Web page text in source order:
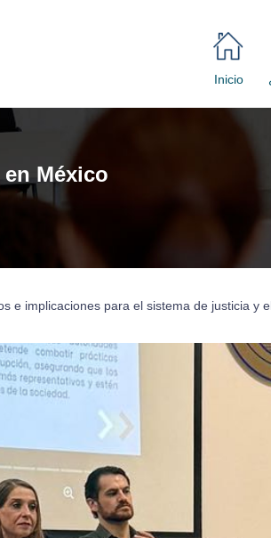
Inicio
México
e implicaciones para el sistema de justicia y